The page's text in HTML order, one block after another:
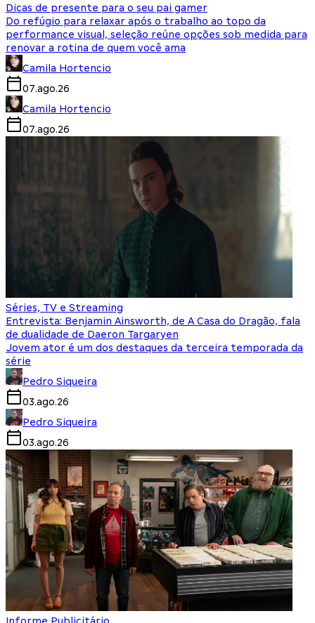
Dicas de presente para o seu pai gamer
Do refúgio para relaxar após o trabalho ao topo da
performance visual, seleção reúne opções sob medida para
renovar a rotina de quem você ama
Camila Hortencio
07.ago.26
Camila Hortencio
07.ago.26
Séries, TV e Streaming
Entrevista: Benjamin Ainsworth, de A Casa do Dragão, fala
de dualidade de Daeron Targaryen
Jovem ator é um dos destaques da terceira temporada da
série
Pedro Siqueira
03.ago.26
Pedro Siqueira
03.ago.26